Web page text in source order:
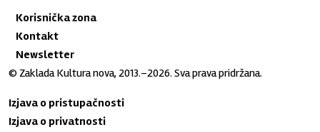
Korisnička zona
Kontakt
Newsletter
© Zaklada Kultura nova, 2013.–2026. Sva prava pridržana.
Izjava o pristupačnosti
Izjava o privatnosti